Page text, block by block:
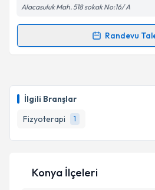
İlgili Branşlar
Fizyoterapi
1
Alacasuluk Mah. 518 sokak No:16/ A
Randevu
Randevu Takvimi Talebi
takvim hazırlandığında e-
E-posta Adresiniz
Konya İlçeleri